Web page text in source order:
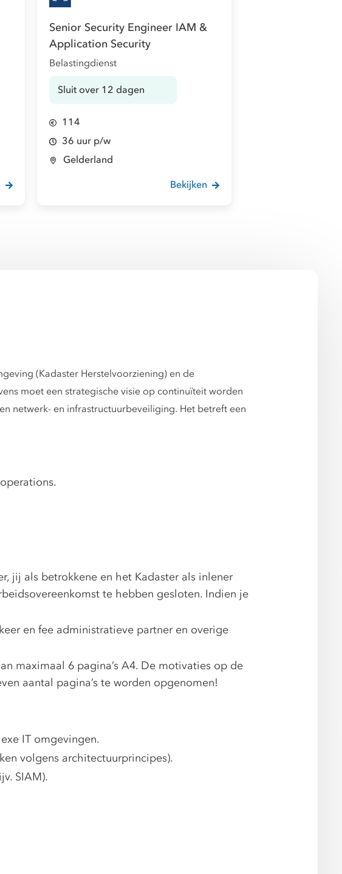
Senior Security Engineer IAM &
Application Security
Belastingdienst
Sluit over 12 dagen
114
36 uur p/w
Gelderland
Bekijken
(Kadaster Herstelvoorziening) en de
moet een strategische visie op continuïteit worden
netwerk- en infrastructuurbeveiliging. Het betreft een
jij als betrokkene en het Kadaster als inlener
te hebben gesloten. Indien je
en fee administratieve partner en overige
maximaal 6 pagina’s A4. De motivaties op de
aantal pagina’s te worden opgenomen!
IT omgevingen.
volgens architectuurprincipes).
SIAM).